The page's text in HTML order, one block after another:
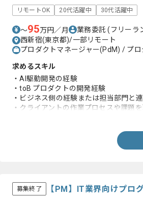
リモートOK 20代活躍中 30代活躍中
〜95万円／月 業務委託(フリーラ
西新宿(東京都)/一部リモート
プロダクトマネージャー(PdM) / プ
求めるスキル
・AI駆動開発の経験
・toB プロダクトの開発経験
・ビジネス側の経験または担当部門と
・クライアントの作業プロセスや課題
募集終了 【PM】IT業界向けプロ